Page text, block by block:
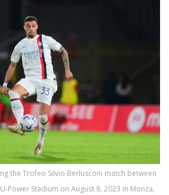
the Trofeo Silvio Berlusconi match between
Power Stadium on August 8, 2023 in Monza,